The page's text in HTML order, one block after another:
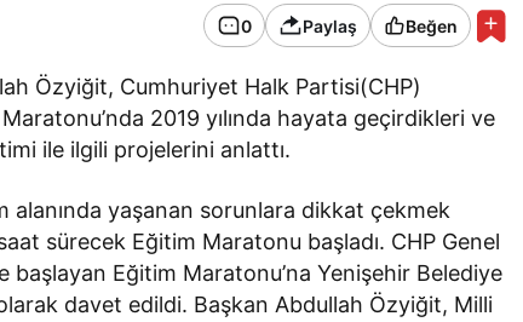
0 Paylaş Beğen
Özyiğit, Cumhuriyet Halk Partisi(CHP)
2019 yılında hayata geçirdikleri ve
ile ilgili projelerini anlattı.
yaşanan sorunlara dikkat çekmek
sürecek Eğitim Maratonu başladı. CHP Genel
başlayan Eğitim Maratonu’na Yenişehir Belediye
davet edildi. Başkan Abdullah Özyiğit, Milli